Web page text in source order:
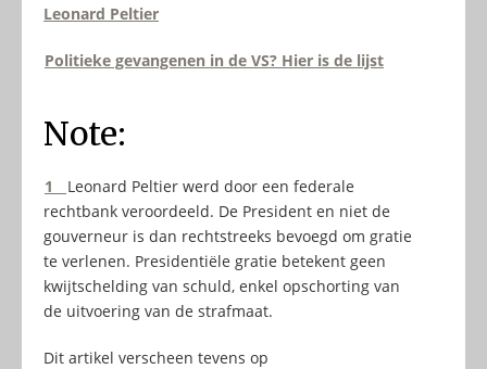
Leonard Peltier
Politieke gevangenen in de VS? Hier is de lijst
Note:
1
Leonard Peltier werd door een federale
rechtbank veroordeeld. De President en niet de
gouverneur is dan rechtstreeks bevoegd om gratie
te verlenen. Presidentiële gratie betekent geen
kwijtschelding van schuld, enkel opschorting van
de uitvoering van de strafmaat.
Dit artikel verscheen tevens op